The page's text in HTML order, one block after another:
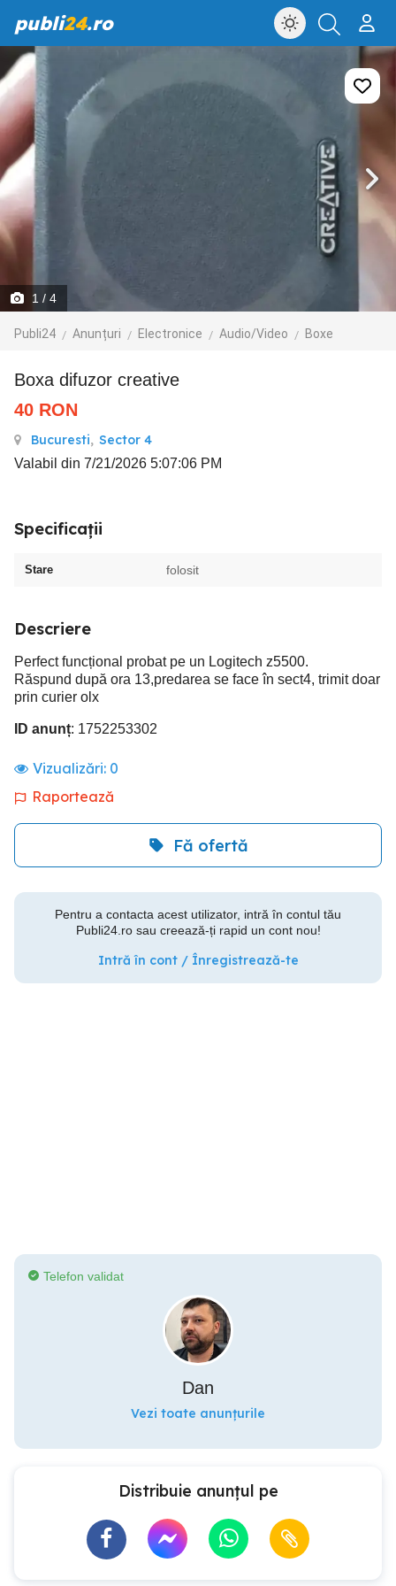
publi24.ro
1 / 4
Publi24 Anunțuri Electronice Audio/Video Boxe
boxa difuzor creative
40 RON
Bucuresti, Sector 4
Valabil din 7/21/2026 5:07:06 PM
Specificații
Stare folosit
Descriere
Perfect funcțional probat pe un Logitech z5500.
Răspund după ora 13,predarea se face în sect4, trimit doar
prin curier olx
ID anunț: 1752253302
Vizualizări: 0
Raportează
Fă ofertă
Pentru a contacta acest utilizator, intră în contul tău
Publi24.ro sau creează-ți rapid un cont nou!
Intră în cont / Înregistrează-te
Telefon validat
Dan
Vezi toate anunțurile
Distribuie anunțul pe